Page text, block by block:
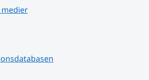
medier